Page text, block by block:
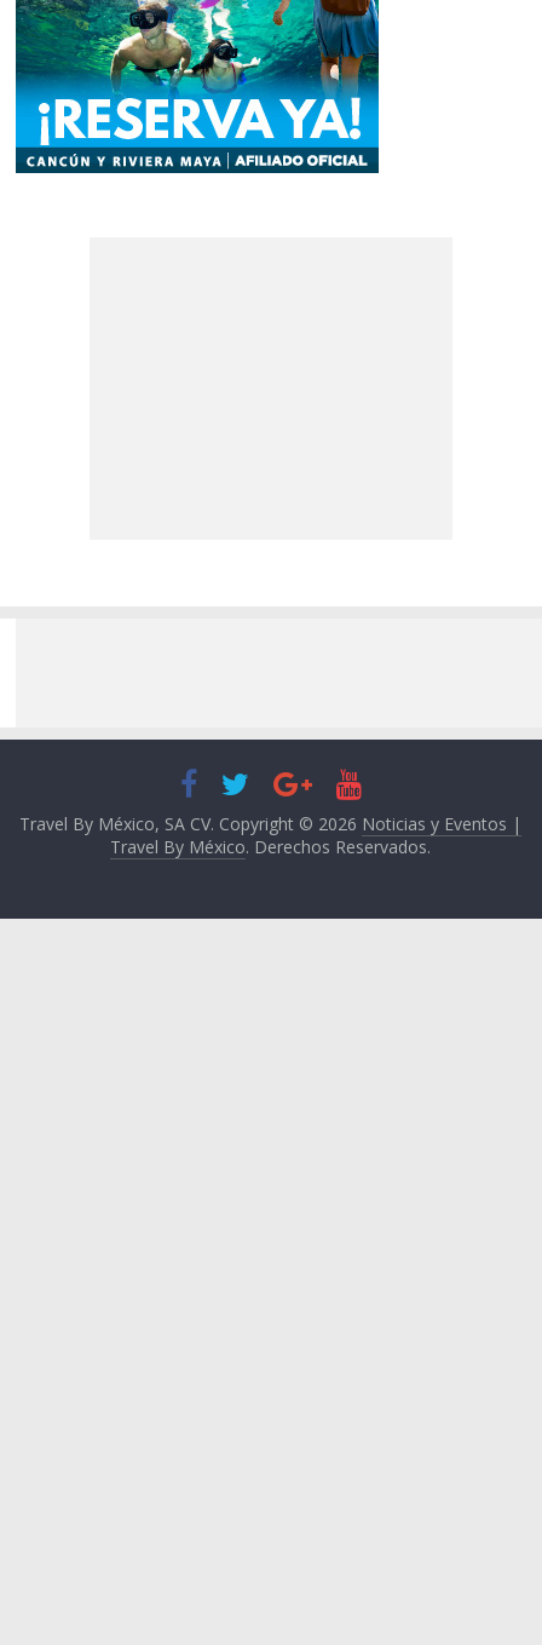
Travel By México, SA CV. Copyright © 2026 Noticias y Eventos |
Travel By México. Derechos Reservados.